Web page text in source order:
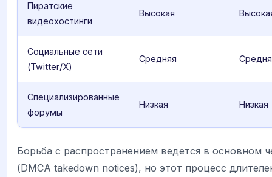
Пиратские
видеохостинги
Высокая
Социальные сети
(Twitter/X)
Средняя
Специализированные
форумы
Низкая Низкая
Борьба с распространением ведется в основном
(DMCA takedown notices), но этот процесс